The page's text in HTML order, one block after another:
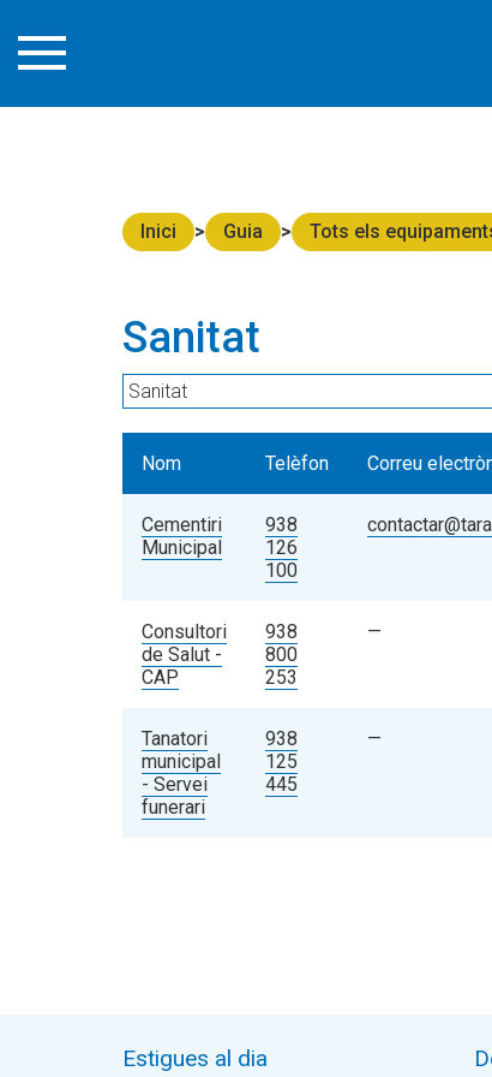
select e.* from entitats e, entitats_directori ed where
Inici Guia Tots els
Sanitat
Nom Telèfon Correu
Cementiri
Municipal
938
126
100
Consultori
de Salut -
CAP
938
800
253
—
Tanatori
municipal
- Servei
funerari
938
125
445
—
Estigues al dia